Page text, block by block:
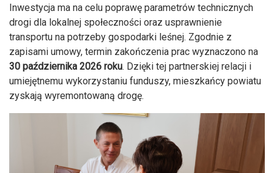
Inwestycja ma na celu poprawę parametrów technicznych
drogi dla lokalnej społeczności oraz usprawnienie
transportu na potrzeby gospodarki leśnej. Zgodnie z
zapisami umowy, termin zakończenia prac wyznaczono na
30 października 2026 roku. Dzięki tej partnerskiej relacji i
umiejętnemu wykorzystaniu funduszy, mieszkańcy powiatu
zyskają wyremontowaną drogę.